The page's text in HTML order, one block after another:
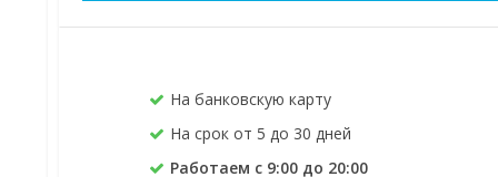
На банковскую карту
На срок от 5 до 30 дней
Работаем с 9:00 до 20:00